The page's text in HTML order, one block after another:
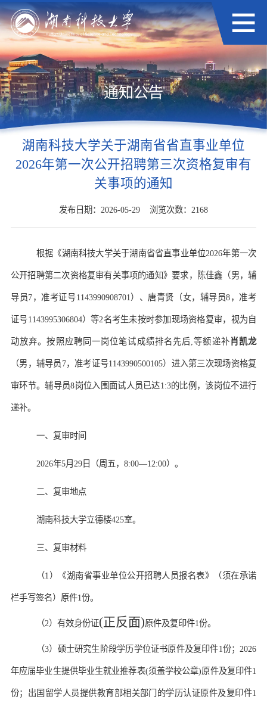
通知公告
湖南科技大学关于湖南省省直事业单位
2026年第一次公开招聘第三次资格复审有
关事项的通知
发布日期：2026-05-29 浏览次数： 2168
根据《湖南科技大学关于湖南省省直事业单位2026年第一次
公开招聘第二次资格复审有关事项的通知》要求，陈佳鑫 （男，辅
导员7，准考证号1143990908701 ）、 唐青贤 （女，辅导员8，准考
证号1143995306804）等2名考生未按时参加现场资格复审，视为自
动放弃。按照应聘同一岗位笔试成绩排名先后,等额递补肖凯龙
（男， 辅导员7，准考证号1143990500105） 进入第三次现场资格复
审环节。辅导员8岗位入围面试人员已达1:3的比例，该岗位不进行
递补。
一、 复审时间
2026年5月 29日 （周五， 8:00—12:00）。
二、复审地点
湖南科技大学立德楼425室。
三、复审材料
（1） 《湖南省事业单位公开招聘人员报名表》 （须在承诺
栏手写签名）原件1份。
（2） 有效身份证(正反面)原件及复印件1份。
（3） 硕士研究生 阶段学历学位证书原件及复印件1份； 2026
年应届毕业生提供毕业生就业推荐表(须盖学校公章)原件及复印件1
份；出国留学人员提供教育部相关部门的学历认证原件及复印件1